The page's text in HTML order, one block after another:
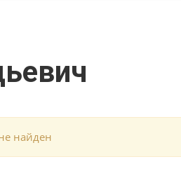
найден